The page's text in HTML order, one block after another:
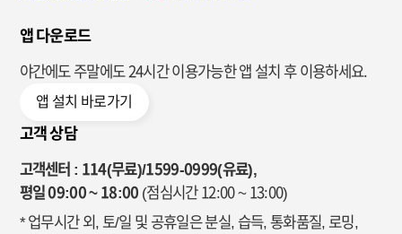
앱 다운로드
야간에도 주말에도 24시간 이용가능한앱 설치 후 이용하세요.
앱 설치 바로가기
고객 상담
고객센터 : 114(무료)/1599-0999(유료),
평일 09:00 ~ 18:00 (점심시간 12:00 ~ 13:00)
* 업무시간 외, 토/일 및 공휴일은 분실, 습득, 통화품질, 로밍,